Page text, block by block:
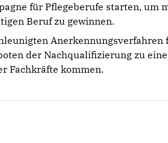
für Pflegeberufe starten, um
Beruf zu gewinnen.
Anerkennungsverfahren
der Nachqualifizierung zu
Fachkräfte kommen.